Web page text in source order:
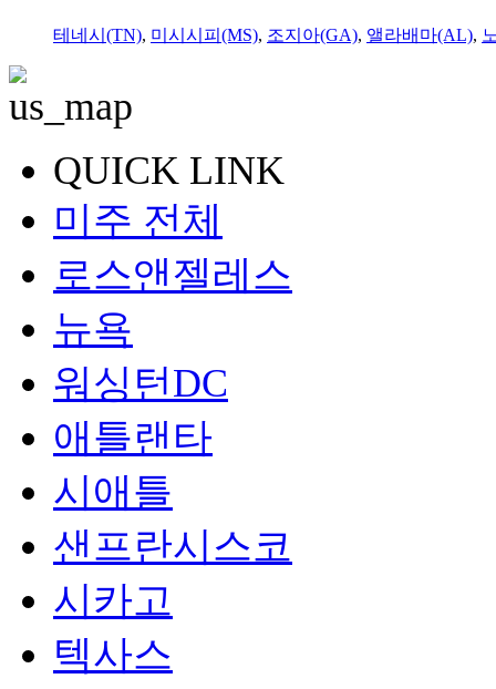
테네시(TN), 미시시피(MS), 조지아(GA), 앨라배마(AL),
QUICK LINK
미주 전체
로스앤젤레스
뉴욕
워싱턴DC
애틀랜타
시애틀
샌프란시스코
시카고
텍사스